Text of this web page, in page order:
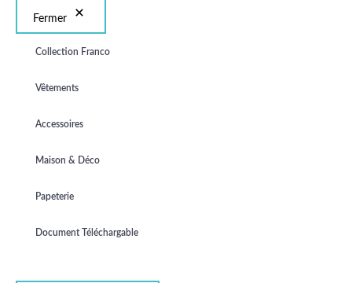
Fermer
Collection Franco
Vêtements
Accessoires
Maison & Déco
Papeterie
Document Téléchargable